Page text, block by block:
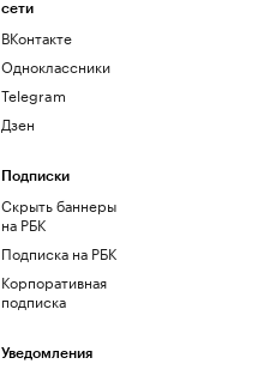
сети
ВКонтакте
Одноклассники
Telegram
Дзен
Подписки
Скрыть баннеры
на РБК
Подписка на РБК
Корпоративная
подписка
Уведомления